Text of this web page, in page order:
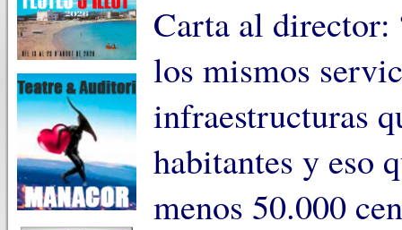
Carta al director:
los mismos
infraestructuras
habitantes y eso
menos 50.000